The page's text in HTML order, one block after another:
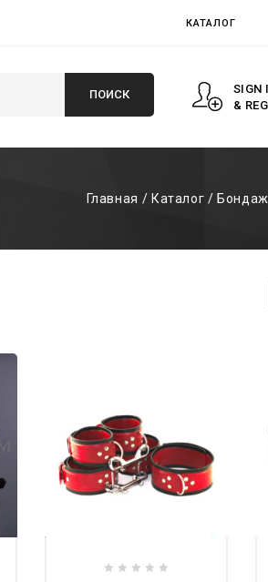
КАТАЛОГ
SIGN
&
ПОИСК
Главная / Каталог / Бондаж